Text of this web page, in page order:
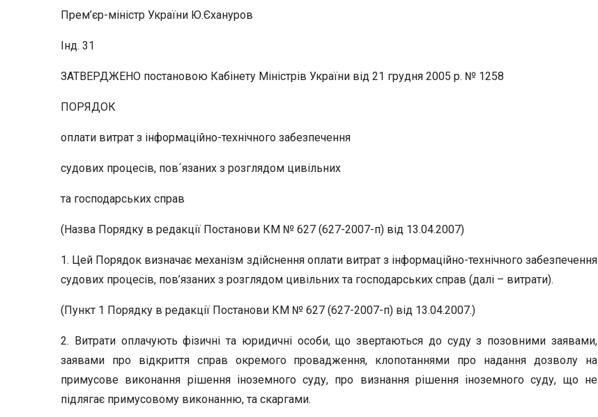
Прем’єр-міністр України Ю.Єхануров
Інд. 31
ЗАТВЕРДЖЕНО постановою Кабінету Міністрів України від 21 грудня 2005 р. № 1258
ПОРЯДОК
оплати витрат з інформаційно-технічного забезпечення
судових процесів, пов´язаних з розглядом цивільних
та господарських справ
(Назва Порядку в редакції Постанови КМ № 627 (627-2007-п) від 13.04.2007)
1. Цей Порядок визначає механізм здійснення оплати витрат з інформаційно-технічного забезпечення
судових процесів, пов’язаних з розглядом цивільних та господарських справ (далі – витрати).
(Пункт 1 Порядку в редакції Постанови КМ № 627 (627-2007-п) від 13.04.2007.)
2. Витрати оплачують фізичні та юридичні особи, що звертаються до суду з позовними заявами,
заявами про відкриття справ окремого провадження, клопотаннями про надання дозволу на
примусове виконання рішення іноземного суду, про визнання рішення іноземного суду, що не
підлягає примусовому виконанню, та скаргами.